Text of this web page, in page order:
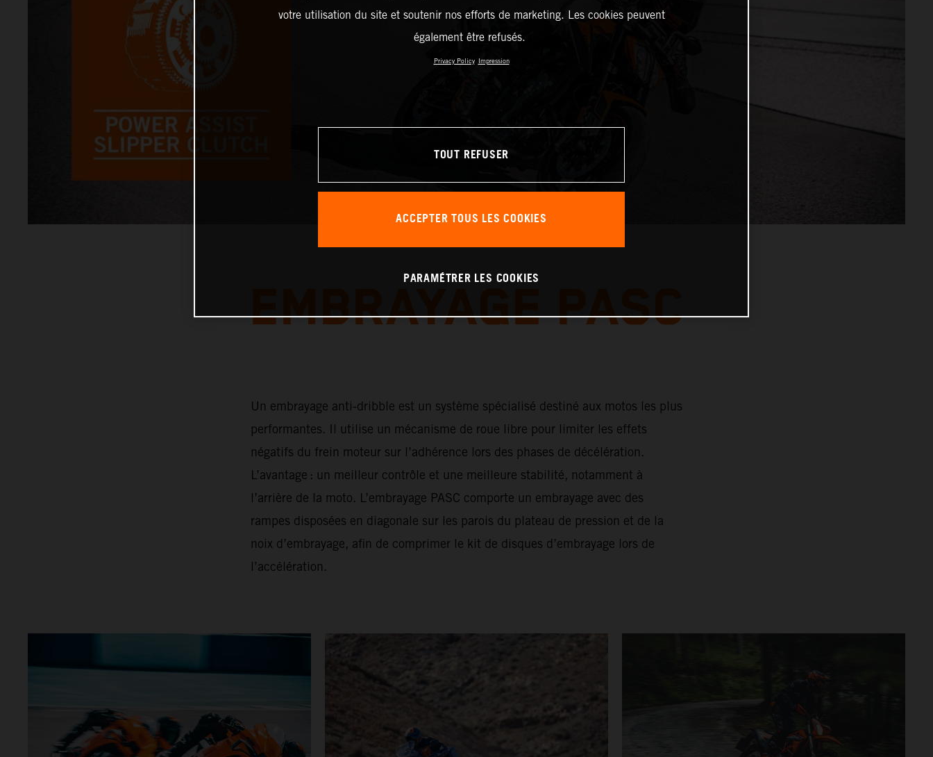
EMBRAYAGE PASC
Un embrayage anti-dribble est un système spécialisé destiné aux motos les plus
performantes. Il utilise un mécanisme de roue libre pour limiter les effets
négatifs du frein moteur sur l’adhérence lors des phases de décélération.
L’avantage : un meilleur contrôle et une meilleure stabilité, notamment à
l’arrière de la moto. L’embrayage PASC comporte un embrayage avec des
rampes disposées en diagonale sur les parois du plateau de pression et de la
noix d’embrayage, afin de comprimer le kit de disques d’embrayage lors de
l’accélération.
votre utilisation du site et soutenir nos efforts de marketing. Les cookies peuvent
également être refusés.
Privacy Policy Impression
TOUT REFUSER
ACCEPTER TOUS LES COOKIES
PARAMÉTRER LES COOKIES